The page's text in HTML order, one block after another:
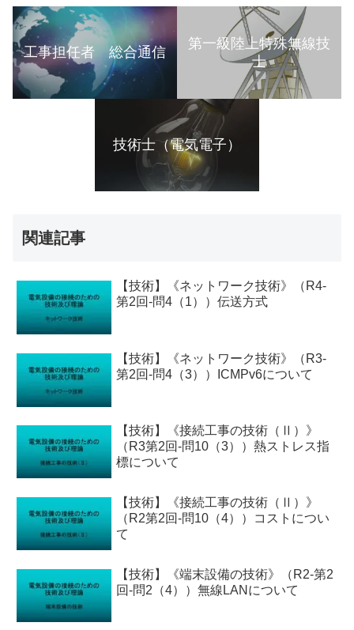
工事担任者 総合通信
第一級陸上特殊無線技
士
技術士（電気電子）
関連記事
【技術】《ネットワーク技術》（R4-
第2回-問4（1））伝送方式
【技術】《ネットワーク技術》（R3-
第2回-問4（3））ICMPv6について
【技術】《接続工事の技術（Ⅱ）》
（R3第2回-問10（3））熱ストレス指
標について
【技術】《接続工事の技術（Ⅱ）》
（R2第2回-問10（4））コストについ
て
【技術】《端末設備の技術》（R2-第2
回-問2（4））無線LANについて